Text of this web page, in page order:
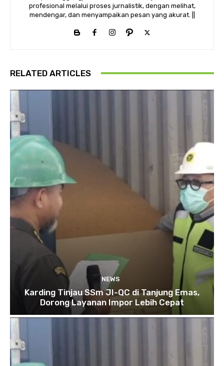
profesional melalui proses jurnalistik, dengan melihat,
mendengar, dan menyampaikan pesan yang akurat. ||
RELATED ARTICLES
NEWS
Karding Tinjau SSm JI-QC di Tanjung Emas,
Dorong Layanan Impor Lebih Cepat